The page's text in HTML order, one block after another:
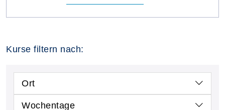
Kurse filtern nach:
Ort
Wochentage